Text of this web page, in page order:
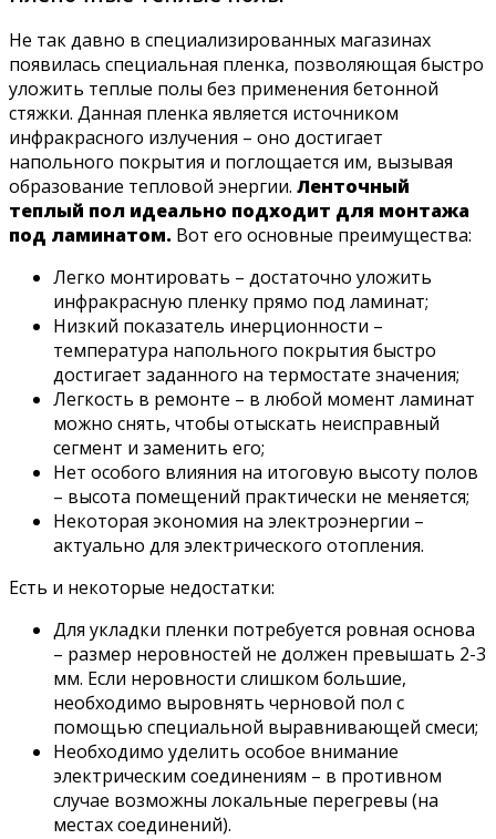
Не так давно в специализированных магазинах
появилась специальная пленка, позволяющая быстро
уложить теплые полы без применения бетонной
стяжки. Данная пленка является источником
инфракрасного излучения – оно достигает
напольного покрытия и поглощается им, вызывая
образование тепловой энергии. Ленточный
теплый пол идеально подходит для монтажа
под ламинатом. Вот его основные преимущества:
Легко монтировать – достаточно уложить
инфракрасную пленку прямо под ламинат;
Низкий показатель инерционности –
температура напольного покрытия быстро
достигает заданного на термостате значения;
Легкость в ремонте – в любой момент ламинат
можно снять, чтобы отыскать неисправный
сегмент и заменить его;
Нет особого влияния на итоговую высоту полов
– высота помещений практически не меняется;
Некоторая экономия на электроэнергии –
актуально для электрического отопления.
Есть и некоторые недостатки:
Для укладки пленки потребуется ровная основа
– размер неровностей не должен превышать 2-3
мм. Если неровности слишком большие,
необходимо выровнять черновой пол с
помощью специальной выравнивающей смеси;
Необходимо уделить особое внимание
электрическим соединениям – в противном
случае возможны локальные перегревы (на
местах соединений).